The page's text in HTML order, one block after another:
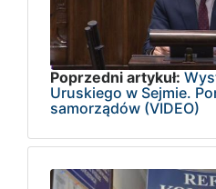
Poprzedni artykuł:
Uruskiego w Sejmie.
samorządów (VIDEO)